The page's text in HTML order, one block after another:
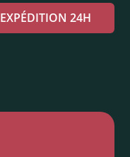
EXPÉDITION 24H